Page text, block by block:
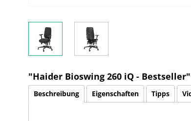
"Haider Bioswing 260 iQ - Bestseller"
Beschreibung Eigenschaften Tipps